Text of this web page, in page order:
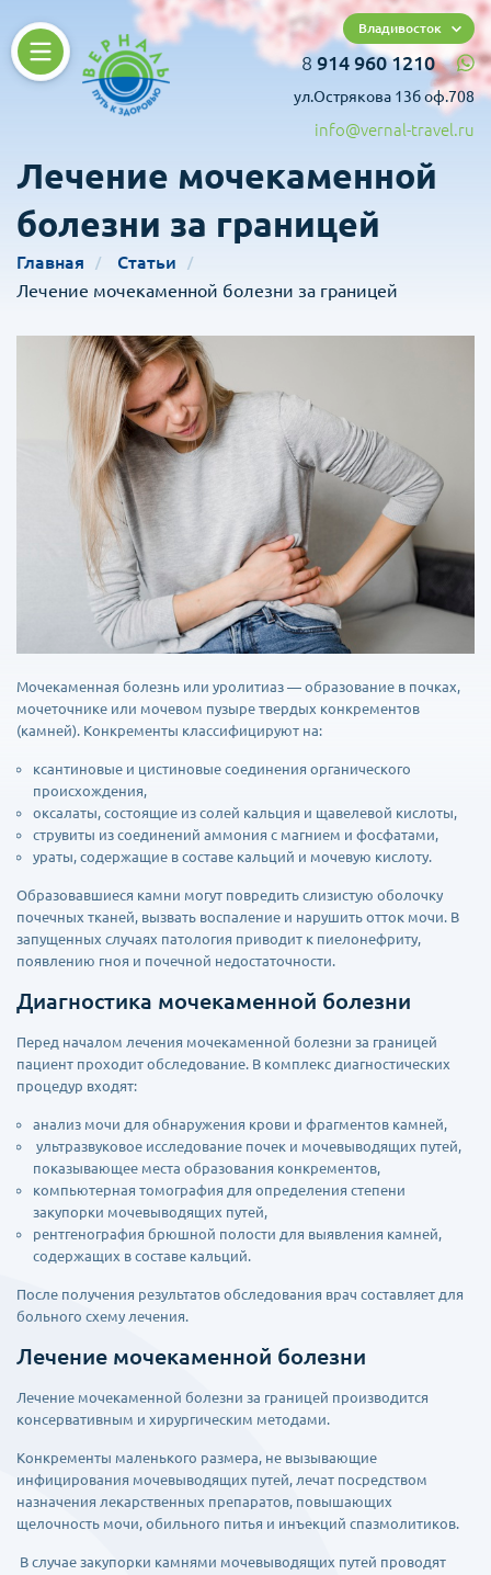
Владивосток
8 914 960 1210
ул.Острякова 13б оф.708
info@vernal-travel.ru
Лечение мочекаменной
болезни за границей
Главная
Статьи
Лечение мочекаменной болезни за границей
Мочекаменная болезнь или уролитиаз — образование в почках,
мочеточнике или мочевом пузыре твердых конкрементов
(камней). Конкременты классифицируют на:
ксантиновые и цистиновые соединения органического
происхождения,
оксалаты, состоящие из солей кальция и щавелевой кислоты,
струвиты из соединений аммония с магнием и фосфатами,
ураты, содержащие в составе кальций и мочевую кислоту.
Образовавшиеся камни могут повредить слизистую оболочку
почечных тканей, вызвать воспаление и нарушить отток мочи. В
запущенных случаях патология приводит к пиелонефриту,
появлению гноя и почечной недостаточности.
Диагностика мочекаменной болезни
Перед началом лечения мочекаменной болезни за границей
пациент проходит обследование. В комплекс диагностических
процедур входят:
анализ мочи для обнаружения крови и фрагментов камней,
ультразвуковое исследование почек и мочевыводящих путей,
показывающее места образования конкрементов,
компьютерная томография для определения степени
закупорки мочевыводящих путей,
рентгенография брюшной полости для выявления камней,
содержащих в составе кальций.
После получения результатов обследования врач составляет для
больного схему лечения.
Лечение мочекаменной болезни
Лечение мочекаменной болезни за границей производится
консервативным и хирургическим методами.
Конкременты маленького размера, не вызывающие
инфицирования мочевыводящих путей, лечат посредством
назначения лекарственных препаратов, повышающих
щелочность мочи, обильного питья и инъекций спазмолитиков.
В случае закупорки камнями мочевыводящих путей проводят